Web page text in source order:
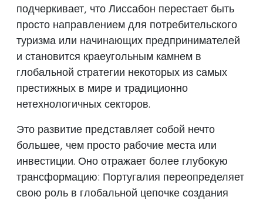
подчеркивает, что Лиссабон перестает быть
просто направлением для потребительского
туризма или начинающих предпринимателей
и становится краеугольным камнем в
глобальной стратегии некоторых из самых
престижных в мире и традиционно
нетехнологичных секторов.
Это развитие представляет собой нечто
большее, чем просто рабочие места или
инвестиции. Оно отражает более глубокую
трансформацию: Португалия переопределяет
свою роль в глобальной цепочке создания